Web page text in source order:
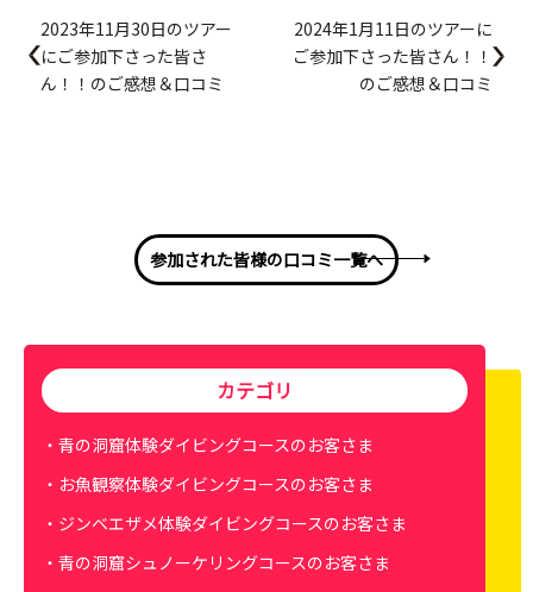
2023年11月30日のツアー
にご参加下さった皆さ
ん！！のご感想＆口コミ
2024年1月11日のツアーに
ご参加下さった皆さん！！
のご感想＆口コミ
参加された皆様の口コミ一覧へ
カテゴリ
青の洞窟体験ダイビングコースのお客さま
お魚観察体験ダイビングコースのお客さま
ジンベエザメ体験ダイビングコースのお客さま
青の洞窟シュノーケリングコースのお客さま